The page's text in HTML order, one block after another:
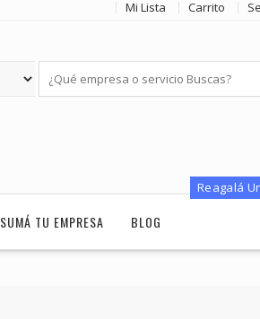
Mi Lista Carrito
SUMÁ TU EMPRESA BLOG
Reagalá